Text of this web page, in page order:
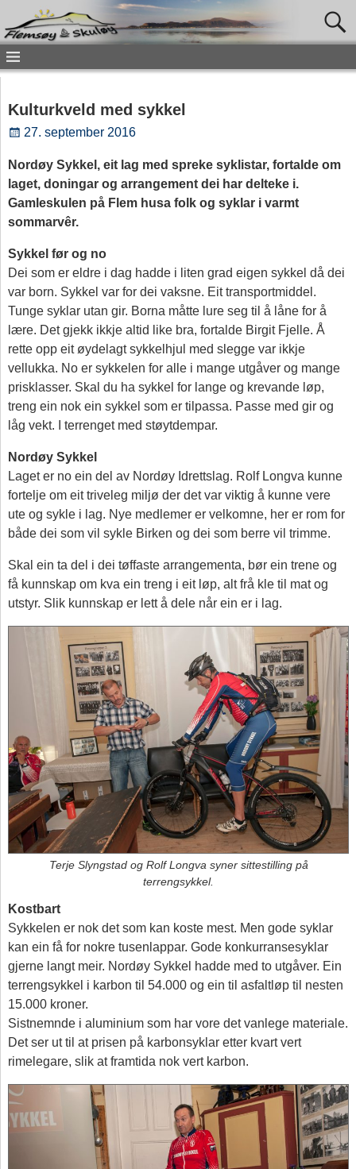
Kulturkveld med sykkel
27. september 2016
Nordøy Sykkel, eit lag med spreke syklistar, fortalde om
laget, doningar og arrangement dei har delteke i.
Gamleskulen på Flem husa folk og syklar i varmt
sommarvêr.
Sykkel før og no
Dei som er eldre i dag hadde i liten grad eigen sykkel då dei
var born. Sykkel var for dei vaksne. Eit transportmiddel.
Tunge syklar utan gir. Borna måtte lure seg til å låne for å
lære. Det gjekk ikkje altid like bra, fortalde Birgit Fjelle. Å
rette opp eit øydelagt sykkelhjul med slegge var ikkje
vellukka. No er sykkelen for alle i mange utgåver og mange
prisklasser. Skal du ha sykkel for lange og krevande løp,
treng ein nok ein sykkel som er tilpassa. Passe med gir og
låg vekt. I terrenget med støytdempar.
Nordøy Sykkel
Laget er no ein del av Nordøy Idrettslag. Rolf Longva kunne
fortelje om eit triveleg miljø der det var viktig å kunne vere
ute og sykle i lag. Nye medlemer er velkomne, her er rom for
både dei som vil sykle Birken og dei som berre vil trimme.
Skal ein ta del i dei tøffaste arrangementa, bør ein trene og
få kunnskap om kva ein treng i eit løp, alt frå kle til mat og
utstyr. Slik kunnskap er lett å dele når ein er i lag.
Terje Slyngstad og Rolf Longva syner sittestilling på
terrengsykkel.
Kostbart
Sykkelen er nok det som kan koste mest. Men gode syklar
kan ein få for nokre tusenlappar. Gode konkurransesyklar
gjerne langt meir. Nordøy Sykkel hadde med to utgåver. Ein
terrengsykkel i karbon til 54.000 og ein til asfaltløp til nesten
15.000 kroner.
Sistnemnde i aluminium som har vore det vanlege materiale.
Det ser ut til at prisen på karbonsyklar etter kvart vert
rimelegare, slik at framtida nok vert karbon.